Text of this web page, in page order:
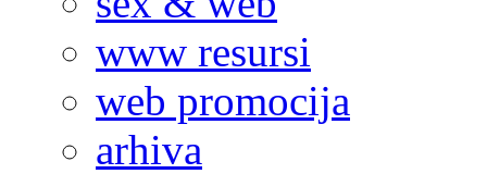
www resursi
web promocija
arhiva